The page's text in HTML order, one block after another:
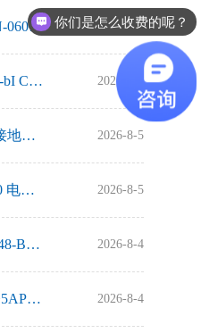
SAM伺服电机维修STN-060烧线圈绕组故障维修方法 2026-8-5
北尔触摸屏维修iXT7A-bI CAN上电烧保险故障维修方法 2026-8-5
HEINZMANN 控制器接地不良维修方案 2026-8-5
西门子 SITOP PSU8200 电源（6EP1336-3BA10）维修方案 2026-8-5
发那科系统屏A02B-0348-B502显示不清晰维修方法 2026-8-4
西格玛泰克触摸屏维修5AP5230.240C-C01白屏故障维修 2026-8-4
你们是怎么收费的呢？